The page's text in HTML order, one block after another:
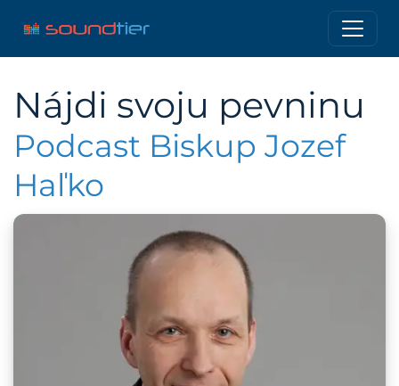
Nájdi svoju pevninu
Podcast Biskup Jozef
Haľko